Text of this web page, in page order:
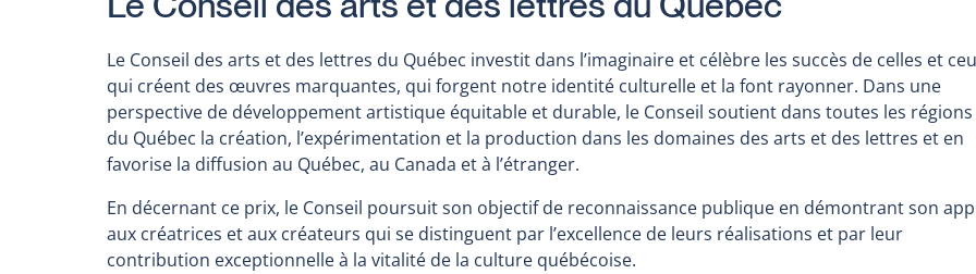
dans
nouvelle
fenêtre
Le Conseil des arts et des lettres du Québec investit dans l’imaginaire et célèbre les succès de celles et
qui créent des œuvres marquantes, qui forgent notre identité culturelle et la font rayonner. Dans une
perspective de développement artistique équitable et durable, le Conseil soutient dans toutes les régions
du Québec la création, l’expérimentation et la production dans les domaines des arts et des lettres et en
favorise la diffusion au Québec, au Canada et à l’étranger.
En décernant ce prix, le Conseil poursuit son objectif de reconnaissance publique en démontrant son
aux créatrices et aux créateurs qui se distinguent par l’excellence de leurs réalisations et par leur
contribution exceptionnelle à la vitalité de la culture québécoise.